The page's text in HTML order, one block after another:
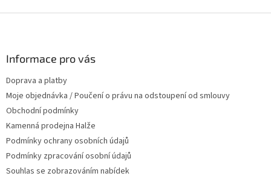
l
r
Informace pro vás
Doprava a platby
Moje objednávka / Poučení o právu na odstoupení od smlouvy
Obchodní podmínky
Kamenná prodejna Halže
Podmínky ochrany osobních údajů
Podmínky zpracování osobní údajů
Souhlas se zobrazováním nabídek